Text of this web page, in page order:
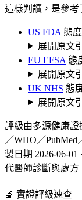
這樣判讀，是參考
US FDA 態
展開原文
EU EFSA 態
展開原文
UK NHS 態
展開原文
評級由多源健康證
／WHO／
製日期 2026-06-
代醫師診斷與處方
🔬 實證評級速查